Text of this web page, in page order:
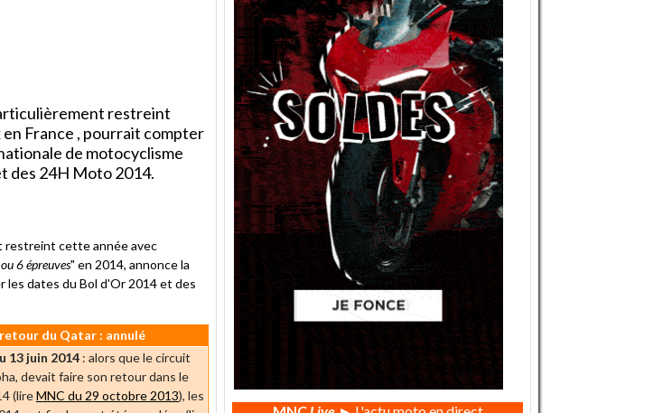
restreint
France , pourrait compter
de motocyclisme
des 24H Moto 2014.
restreint cette année avec
6 épreuves" en 2014, annonce la
les dates du Bol d'Or 2014 et des
du Qatar : annulé
13 juin 2014 : alors que le circuit
devait faire son retour dans le
(lireMNC du 29 octobre 2013), les